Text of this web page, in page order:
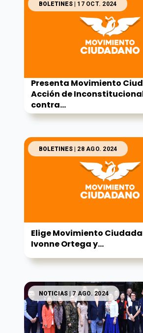
BOLETINES| 17 OCT. 2024
Presenta Movimiento
Acción de
contra...
BOLETINES| 28 AGO. 2024
Elige Movimiento
Ivonne Ortega y...
NOTICIAS| 7 AGO. 2024